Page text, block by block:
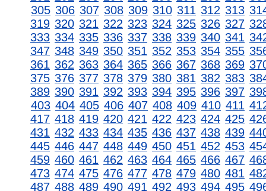
305 306 307 308 309 310 311 312 313
319 320 321 322 323 324 325 326 327
333 334 335 336 337 338 339 340 341
347 348 349 350 351 352 353 354 355
361 362 363 364 365 366 367 368 369
375 376 377 378 379 380 381 382 383
389 390 391 392 393 394 395 396 397
403 404 405 406 407 408 409 410 411
417 418 419 420 421 422 423 424 425
431 432 433 434 435 436 437 438 439
445 446 447 448 449 450 451 452 453
459 460 461 462 463 464 465 466 467
473 474 475 476 477 478 479 480 481
487 488 489 490 491 492 493 494 495